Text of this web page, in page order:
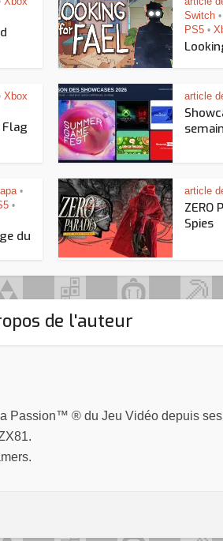
Switch •
PS5 •
Xbox
Flag
article
•
•
du
article
ZERO
Spies
de l'auteur
Passion™ ® du Jeu Vidéo depuis